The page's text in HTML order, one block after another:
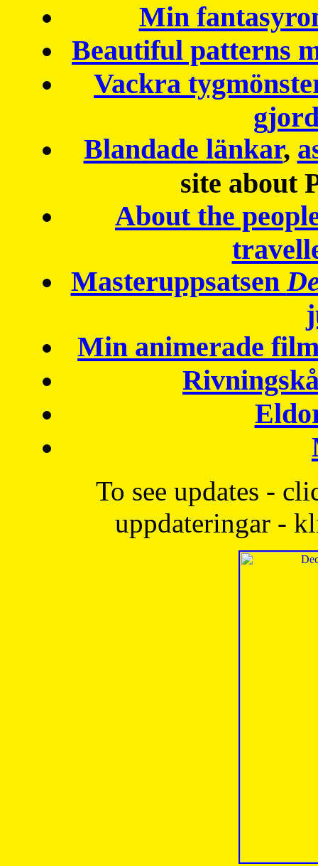
Min
Beautiful patterns
Vackra
Blandade länkar,
site about
About the
Masteruppsatsen
Min animerade
To see updates -
uppdateringar -